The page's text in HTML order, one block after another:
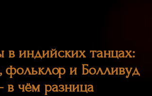
в индийских танцах:
фольклор и Болливуд
чём разница